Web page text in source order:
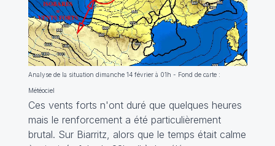
Analyse de la situation dimanche 14 février à 01h - Fond de carte :
Météociel
Ces vents forts n'ont duré que quelques heures
mais le renforcement a été particulièrement
brutal. Sur Biarritz, alors que le temps était calme